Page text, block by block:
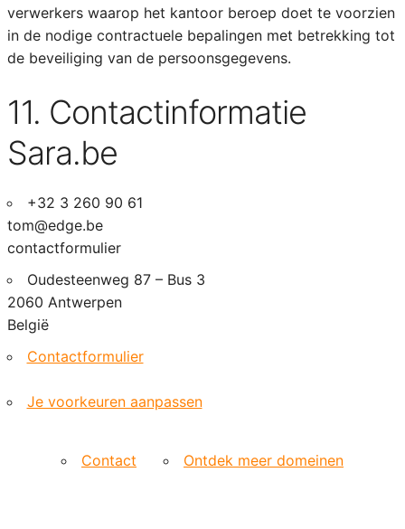
verwerkers waarop het kantoor beroep doet te voorzien
in de nodige contractuele bepalingen met betrekking tot
de beveiliging van de persoonsgegevens.
11. Contactinformatie
Sara.be
+32 3 260 90 61
tom@edge.be
contactformulier
Oudesteenweg 87 – Bus 3
2060 Antwerpen
België
Contactformulier
Je voorkeuren aanpassen
Contact Ontdek meer domeinen